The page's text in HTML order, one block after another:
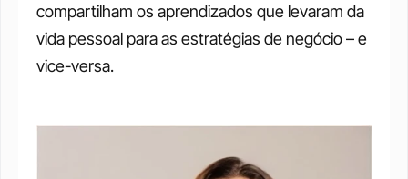
compartilham os aprendizados que levaram da
vida pessoal para as estratégias de negócio – e
vice-versa.